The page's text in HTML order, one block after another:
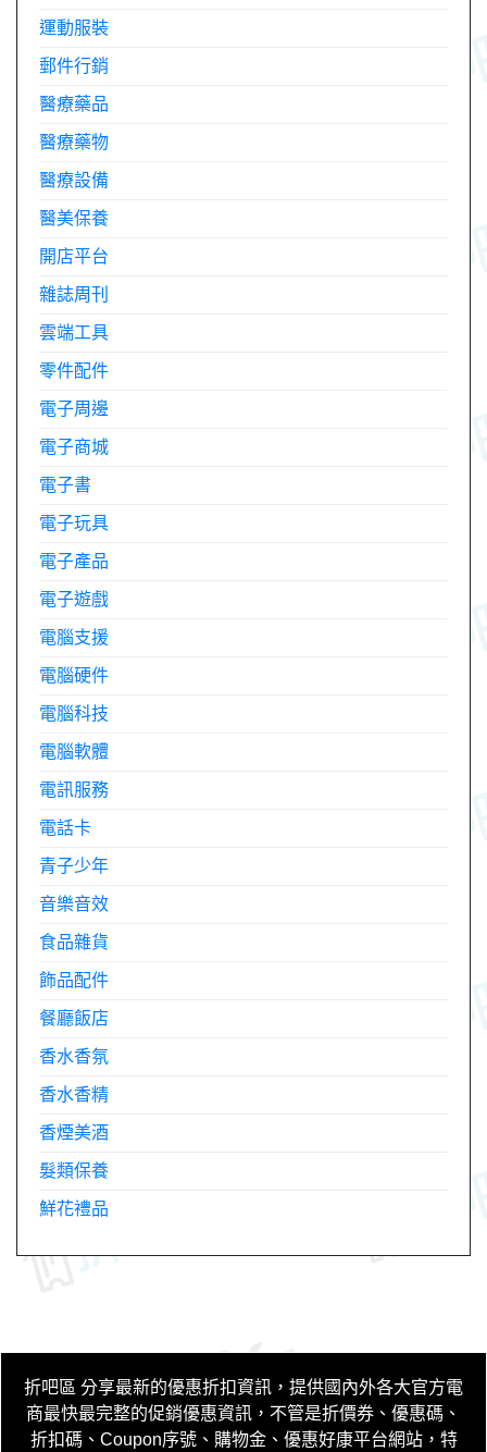
運動服裝
郵件行銷
醫療藥品
醫療藥物
醫療設備
醫美保養
開店平台
雜誌周刊
雲端工具
零件配件
電子周邊
電子商城
電子書
電子玩具
電子產品
電子遊戲
電腦支援
電腦硬件
電腦科技
電腦軟體
電訊服務
電話卡
青子少年
音樂音效
食品雜貨
飾品配件
餐廳飯店
香水香氛
香水香精
香煙美酒
髮類保養
鮮花禮品
折吧區 分享最新的優惠折扣資訊，提供國內外各大官方電
商最快最完整的促銷優惠資訊，不管是折價券、優惠碼、
折扣碼、Coupon序號、購物金、優惠好康平台網站，特